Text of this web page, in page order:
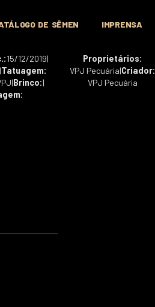
DE SÊMEN IMPRENSA
15/12/2019|
|Tatuagem:
|Brinco:|
Proprietários:
VPJ Pecuária|Criador:
VPJ Pecuária